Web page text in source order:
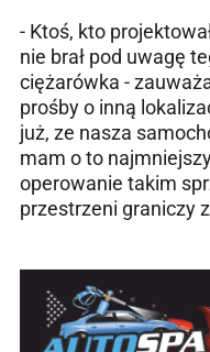
- Ktoś, kto
nie brał pod uwagę
ciężarówka -
prośby o inną
już, ze nasza
mam o to
operowanie takim
przestrzeni graniczy